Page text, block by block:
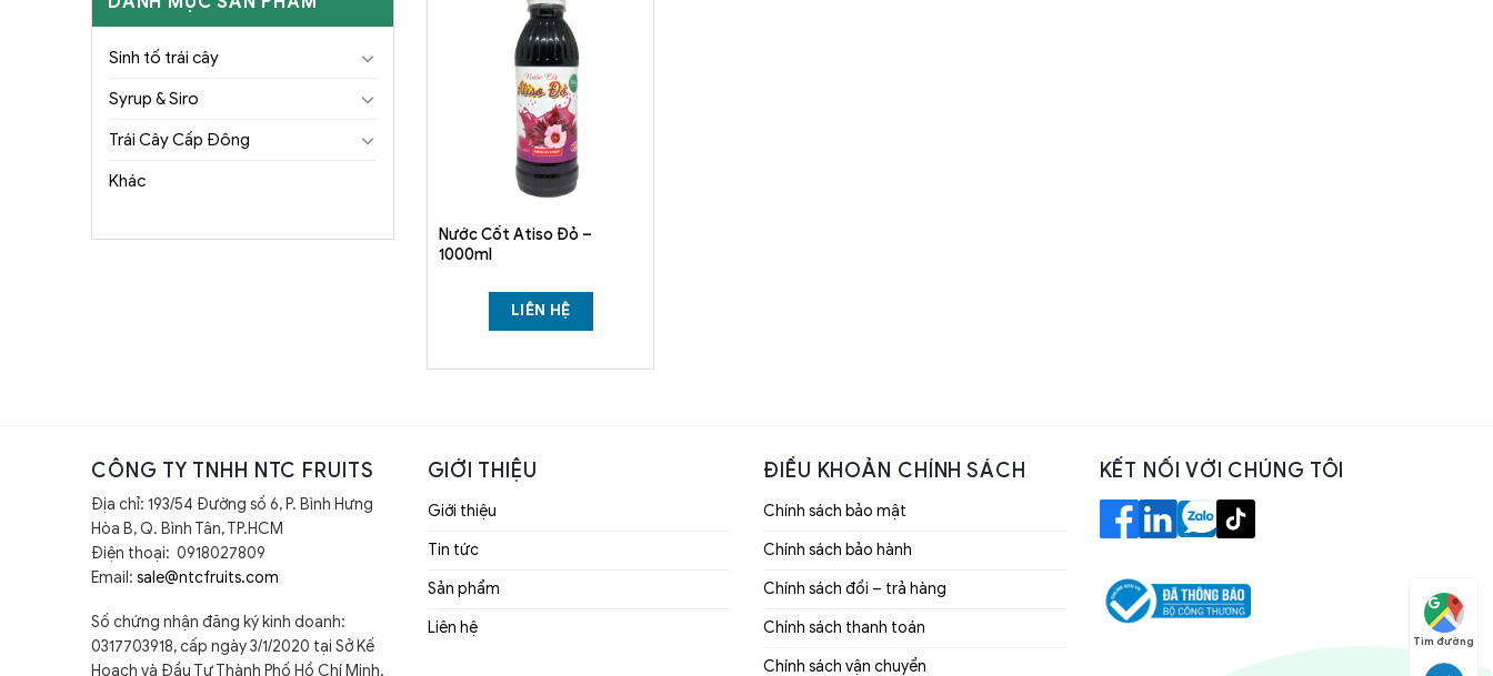
Sinh tố trái cây
Syrup & Siro
Trái Cây Cấp Đông
Khác
Nước Cốt Atiso Đỏ –
1000ml
LIÊN HỆ
CÔNG TY TNHH NTC FRUITS
Địa chỉ: 193/54 Đường số 6, P. Bình Hưng
Hòa B, Q. Bình Tân, TP.HCM
Điện thoại: 0918027809
Email: sale@ntcfruits.com
Số chứng nhận đăng ký kinh doanh:
0317703918, cấp ngày 3/1/2020 tại Sở Kế
Hoạch và Đầu Tư Thành Phố Hồ Chí Minh.
GIỚI THIỆU
Giới thiệu
Tin tức
Sản phẩm
Liên hệ
ĐIỀU KHOẢN CHÍNH SÁCH
Chính sách bảo mật
Chính sách bảo hành
Chính sách đổi – trả hàng
Chính sách thanh toán
Chính sách vận chuyển
KẾT NỐI VỚI CHÚNG TÔI
Tìm đường